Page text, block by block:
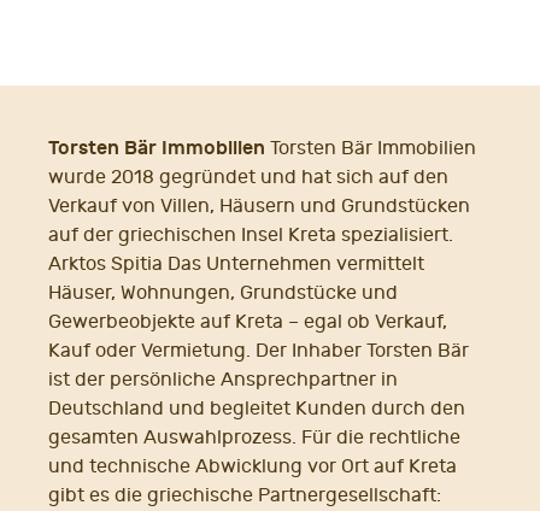
Torsten Bär Immobilien Torsten Bär Immobilien
wurde 2018 gegründet und hat sich auf den
Verkauf von Villen, Häusern und Grundstücken
auf der griechischen Insel Kreta spezialisiert.
Arktos Spitia Das Unternehmen vermittelt
Häuser, Wohnungen, Grundstücke und
Gewerbeobjekte auf Kreta – egal ob Verkauf,
Kauf oder Vermietung. Der Inhaber Torsten Bär
ist der persönliche Ansprechpartner in
Deutschland und begleitet Kunden durch den
gesamten Auswahlprozess. Für die rechtliche
und technische Abwicklung vor Ort auf Kreta
gibt es die griechische Partnergesellschaft: